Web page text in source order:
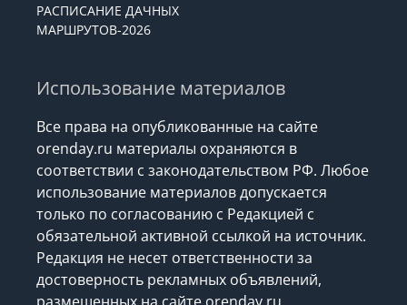
РАСПИСАНИЕ ДАЧНЫХ
МАРШРУТОВ-2026
Использование материалов
Все права на опубликованные на сайте
orenday.ru материалы охраняются в
соответствии с законодательством РФ. Любое
использование материалов допускается
только по согласованию с Редакцией с
обязательной активной ссылкой на источник.
Редакция не несет ответственности за
достоверность рекламных объявлений,